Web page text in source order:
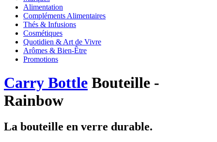
Alimentation
Compléments Alimentaires
Thés & Infusions
Cosmétiques
Quotidien & Art de Vivre
Arômes & Bien-Être
Promotions
Carry Bottle Bouteille -
Rainbow
La bouteille en verre durable.